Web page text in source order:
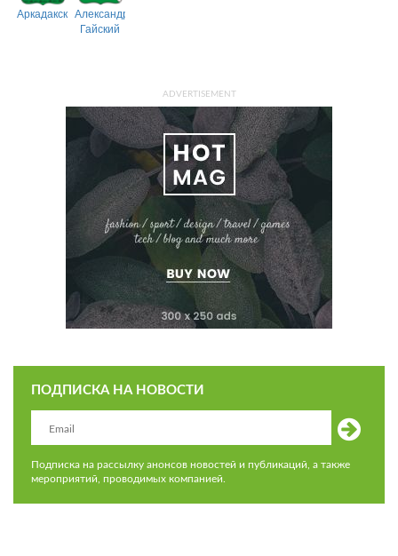
АркадакскийАлександрово-
Гайский
ADVERTISEMENT
ПОДПИСКА НА НОВОСТИ
Подписка на рассылку анонсов новостей и публикаций, а также
мероприятий, проводимых компанией.